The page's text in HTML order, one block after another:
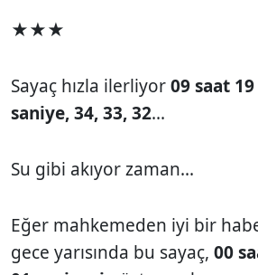
★★★
Sayaç hızla ilerliyor09 saat
saniye, 34, 33, 32...
Su gibi akıyor zaman...
Eğer mahkemeden iyi bir
gece yarısında bu sayaç, 00